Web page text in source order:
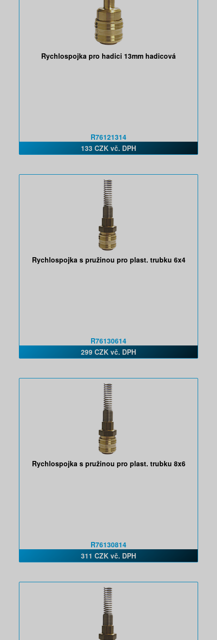
Rychlospojka pro hadici 13mm hadicová
R76121314
133 CZK vč. DPH
Rychlospojka s pružinou pro plast. trubku 6x4
R76130614
299 CZK vč. DPH
Rychlospojka s pružinou pro plast. trubku 8x6
R76130814
311 CZK vč. DPH